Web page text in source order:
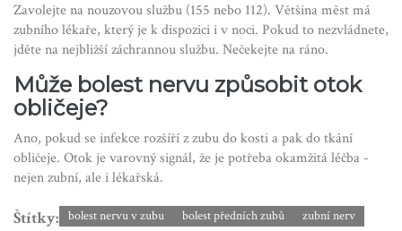
Zavolejte na nouzovou službu (155 nebo 112). Většina měst má
zubního lékaře, který je k dispozici i v noci. Pokud to nezvládnete,
jděte na nejbližší záchrannou službu. Nečekejte na ráno.
Může bolest nervu způsobit otok
obličeje?
Ano, pokud se infekce rozšíří z zubu do kosti a pak do tkání
obličeje. Otok je varovný signál, že je potřeba okamžitá léčba -
nejen zubní, ale i lékařská.
Štítky: bolest nervu v zubu bolest předních zubů
zubní nerv